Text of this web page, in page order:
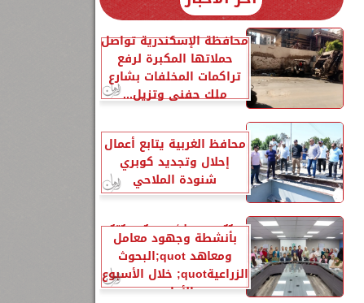
محافظة الإسكندرية تواصل
حملاتها المكبرة لرفع
تراكمات المخلفات بشارع
ملك حفني وتزيل...
محافظ الغربية يتابع أعمال
إحلال وتجديد كوبري
شنودة الملاحي
الزراعةquot; تنشر تقريرًا
بأنشطة وجهود معامل
ومعاهد quot;البحوث
الزراعيةquot; خلال الأسبوع
الأول...